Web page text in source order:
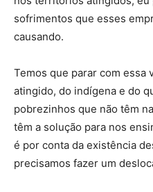
sofrimentos que esses
causando.
Temos que parar com essa
atingido, do indígena e do
pobrezinhos que não têm
têm a solução para nos
é por conta da existência
precisamos fazer um